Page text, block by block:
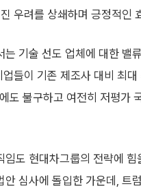
우려를 상쇄하며 긍정적인
기술 선도 업체에 대한 밸
업들이 기존 제조사 대비 최
도 불구하고 여전히 저평가
임도 현대차그룹의 전략에
심사에 돌입한 가운데, 트